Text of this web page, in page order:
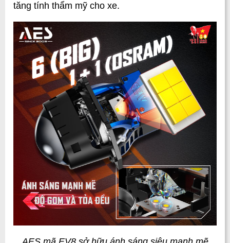
tăng tính thẩm mỹ cho xe.